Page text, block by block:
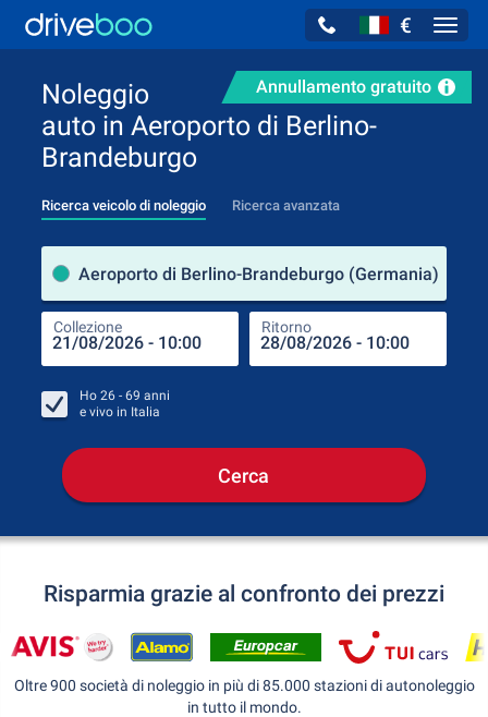
€
Annullamento gratuito
Noleggio
auto in Aeroporto di Berlino-
Brandeburgo
Ricerca veicolo di noleggio Ricerca avanzata
Aeroporto di Berlino-Brandeburgo (Germania)
Collezione Ritorno
Ho 26 - 69 anni
e vivo in Italia
Cerca
Risparmia grazie al confronto dei prezzi
Oltre 900 società di noleggio in più di 85.000 stazioni di autonoleggio
in tutto il mondo.